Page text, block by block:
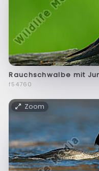
Rauchschwalbe mit
f54760
Zoom